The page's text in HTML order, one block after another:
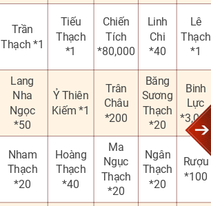
Trần
Thạch *1
Tiếu
Thạch
*1
Chiến
Tích
*80,000
Linh
Chi
*40
Lê
Thạch
*1
Lang
Nha
Ngọc
*50
Ỷ Thiên
Kiếm *1
Trân
Châu
*200
Băng
Sương
Thạch
*20
Binh
Lực
*3,000
Nham
Thạch
*20
Hoàng
Thạch
*40
Ma
Ngục
Thạch
*20
Ngân
Thạch
*20
Rượu
*100